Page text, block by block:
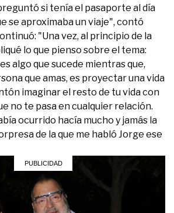
si tenía el pasaporte al día
se aproximaba un viaje", contó
"Una vez, al principio de la
lo que pienso sobre el tema:
algo que sucede mientras que,
que amas, es proyectar una vida
imaginar el resto de tu vida con
no te pasa en cualquier relación.
ocurrido hacía mucho y jamás la
de la que me habló Jorge ese